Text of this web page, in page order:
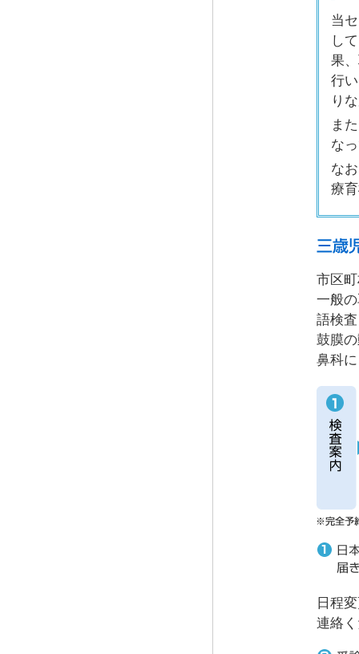
当
し
果
行
り
ま
な
な
療
市区
一般
語検
鼓膜
鼻科
日程
連絡